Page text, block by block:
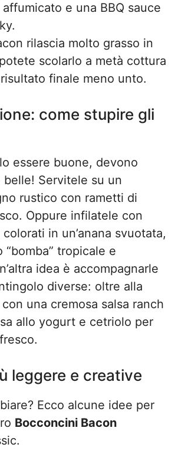
e una BBQ sauce
rilascia molto grasso in
scolarlo a metà cottura
finale meno unto.
come stupire gli
essere buone, devono
belle! Servitele su un
rustico con rametti di
Oppure infilatele con
in un’anana svuotata,
tropicale e
idea è accompagnarle
diverse: oltre alla
una cremosa salsa ranch
allo yogurt e cetriolo per
leggere e creative
Ecco alcune idee per
Bocconcini Bacon